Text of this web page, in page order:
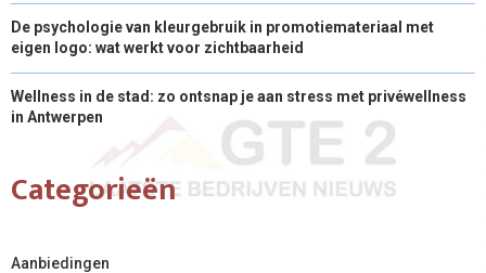
De psychologie van kleurgebruik in promotiemateriaal met
eigen logo: wat werkt voor zichtbaarheid
Wellness in de stad: zo ontsnap je aan stress met privéwellness
in Antwerpen
Categorieën
Aanbiedingen